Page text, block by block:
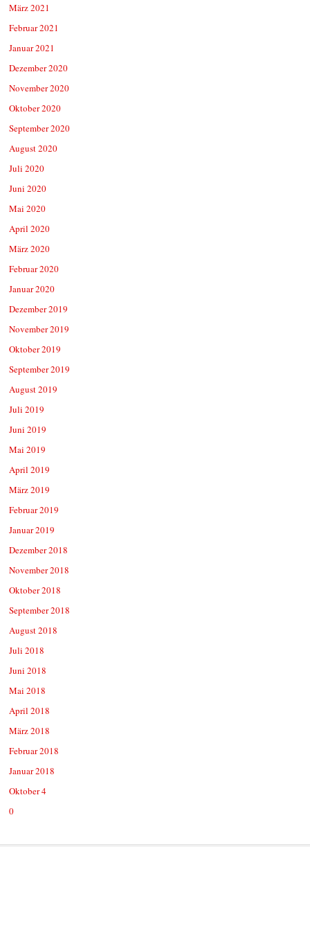
März 2021
Februar 2021
Januar 2021
Dezember 2020
November 2020
Oktober 2020
September 2020
August 2020
Juli 2020
Juni 2020
Mai 2020
April 2020
März 2020
Februar 2020
Januar 2020
Dezember 2019
November 2019
Oktober 2019
September 2019
August 2019
Juli 2019
Juni 2019
Mai 2019
April 2019
März 2019
Februar 2019
Januar 2019
Dezember 2018
November 2018
Oktober 2018
September 2018
August 2018
Juli 2018
Juni 2018
Mai 2018
April 2018
März 2018
Februar 2018
Januar 2018
Oktober 4
0